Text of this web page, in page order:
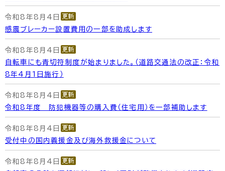
令和8年8月4日
感震ブレーカー設置費用の一部を助成します
令和8年8月4日
自転車にも青切符制度が始まりました。（道路交通法の改正：令和
8年4月1日施行）
令和8年8月4日
令和8年度 防犯機器等の購入費（住宅用）を一部補助します
令和8年8月4日
受付中の国内義援金及び海外救援金について
令和8年8月4日